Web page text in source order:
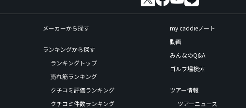
メーカーから探す
ランキングから探す
ランキングトップ
売れ筋ランキング
クチコミ評価ランキング
クチコミ件数ランキング
my caddieノート
動画
みんなのQ&A
ゴルフ場検索
ツアー情報
ツアーニュース